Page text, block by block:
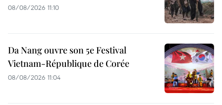
08/08/2026 11:10
Da Nang ouvre son 5e Festival
Vietnam-République de Corée
08/08/2026 11:04